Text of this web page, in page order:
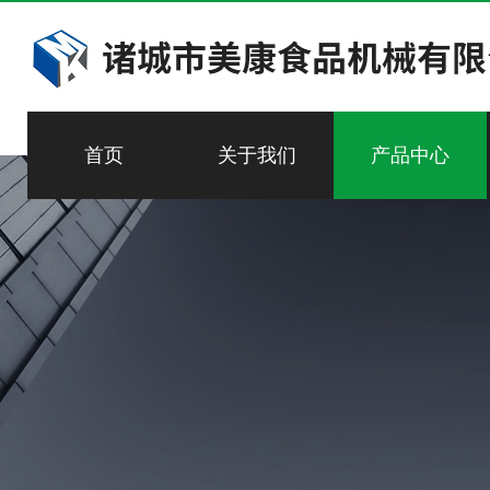
首页 关于我们 产品中心